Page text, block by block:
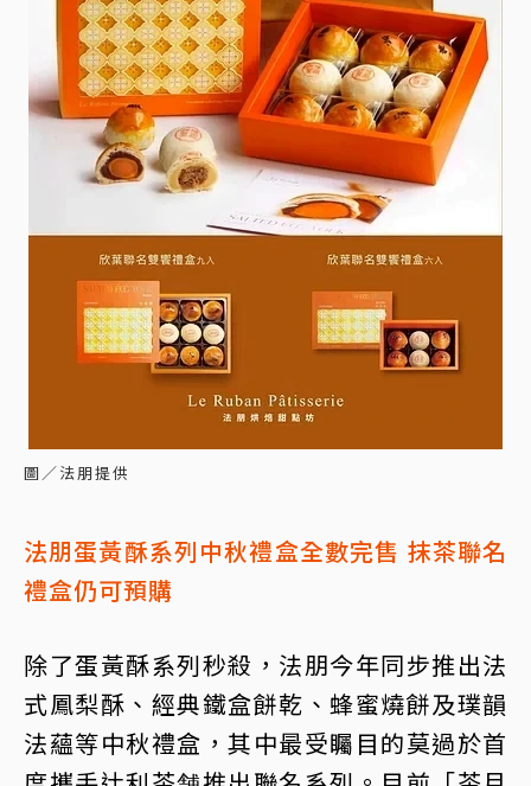
圖／法朋提供
法朋蛋黃酥系列中秋禮盒全數完售 抹茶聯名
禮盒仍可預購
除了蛋黃酥系列秒殺，法朋今年同步推出法
式鳳梨酥、經典鐵盒餅乾、蜂蜜燒餅及璞韻
法蘊等中秋禮盒，其中最受矚目的莫過於首